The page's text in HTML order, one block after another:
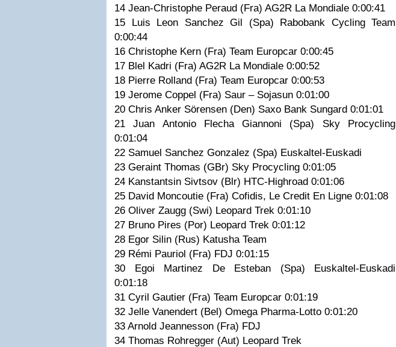
14 Jean-Christophe Peraud (Fra) AG2R La Mondiale 0:00:41
15 Luis Leon Sanchez Gil (Spa) Rabobank Cycling Team
0:00:44
16 Christophe Kern (Fra) Team Europcar 0:00:45
17 Blel Kadri (Fra) AG2R La Mondiale 0:00:52
18 Pierre Rolland (Fra) Team Europcar 0:00:53
19 Jerome Coppel (Fra) Saur – Sojasun 0:01:00
20 Chris Anker Sörensen (Den) Saxo Bank Sungard 0:01:01
21 Juan Antonio Flecha Giannoni (Spa) Sky Procycling
0:01:04
22 Samuel Sanchez Gonzalez (Spa) Euskaltel-Euskadi
23 Geraint Thomas (GBr) Sky Procycling 0:01:05
24 Kanstantsin Sivtsov (Blr) HTC-Highroad 0:01:06
25 David Moncoutie (Fra) Cofidis, Le Credit En Ligne 0:01:08
26 Oliver Zaugg (Swi) Leopard Trek 0:01:10
27 Bruno Pires (Por) Leopard Trek 0:01:12
28 Egor Silin (Rus) Katusha Team
29 Rémi Pauriol (Fra) FDJ 0:01:15
30 Egoi Martinez De Esteban (Spa) Euskaltel-Euskadi
0:01:18
31 Cyril Gautier (Fra) Team Europcar 0:01:19
32 Jelle Vanendert (Bel) Omega Pharma-Lotto 0:01:20
33 Arnold Jeannesson (Fra) FDJ
34 Thomas Rohregger (Aut) Leopard Trek